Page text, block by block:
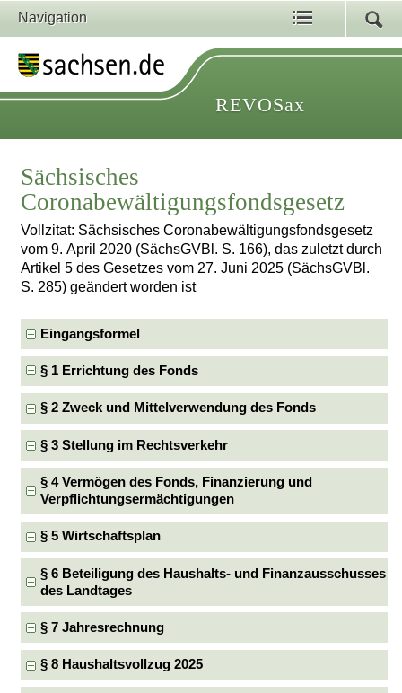
Navigation
REVOSax
Sächsisches
Coronabewältigungsfondsgesetz
Vollzitat: Sächsisches Coronabewältigungsfondsgesetz
vom 9. April 2020 (SächsGVBl. S. 166), das zuletzt durch
Artikel 5 des Gesetzes vom 27. Juni 2025 (SächsGVBl.
S. 285) geändert worden ist
Eingangsformel
§ 1 Errichtung des Fonds
§ 2 Zweck und Mittelverwendung des Fonds
§ 3 Stellung im Rechtsverkehr
§ 4 Vermögen des Fonds, Finanzierung und
Verpflichtungsermächtigungen
§ 5 Wirtschaftsplan
§ 6 Beteiligung des Haushalts- und Finanzausschusses
des Landtages
§ 7 Jahresrechnung
§ 8 Haushaltsvollzug 2025